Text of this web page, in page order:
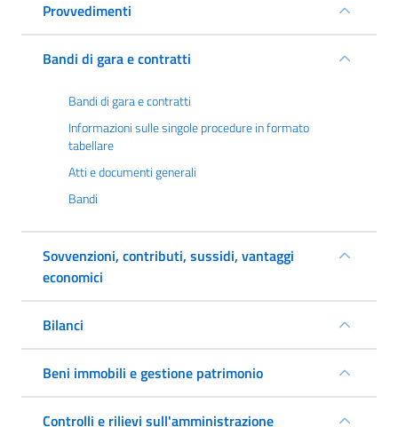
Provvedimenti
Bandi di gara e contratti
Bandi di gara e contratti
Informazioni sulle singole procedure in formato
tabellare
Atti e documenti generali
Bandi
Sovvenzioni, contributi, sussidi, vantaggi
economici
Bilanci
Beni immobili e gestione patrimonio
Controlli e rilievi sull'amministrazione